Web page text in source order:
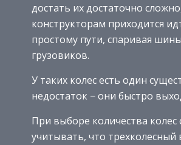
достать их достаточно
конструкторам приходится
простому пути, спаривая
грузовиков.
У таких колес есть один
недостаток − они быстро
При выборе количества колес
учитывать, что трехколесный